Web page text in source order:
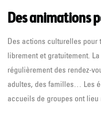
Des animations
Des actions culturelles
librement et gratuitement.
régulièrement des rendez-
adultes, des familles… Les
accueils de groupes ont lieu